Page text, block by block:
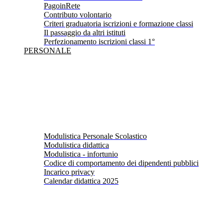
PagoinRete
Contributo volontario
Criteri graduatoria iscrizioni e formazione classi
Il passaggio da altri istituti
Perfezionamento iscrizioni classi 1°
PERSONALE
Modulistica Personale Scolastico
Modulistica didattica
Modulistica - infortunio
Codice di comportamento dei dipendenti pubblici
Incarico privacy
Calendar didattica 2025